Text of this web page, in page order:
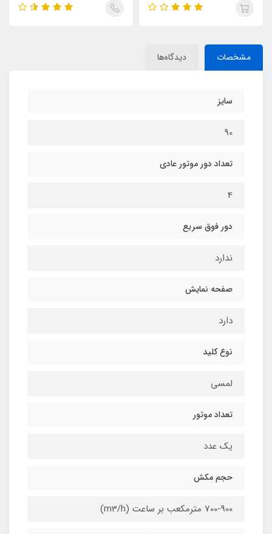
مشخصات دیدگاه‌ها
سایز
90
تعداد دور موتور عادی
4
دور فوق سریع
ندارد
صفحه نمایش
دارد
نوع کلید
لمسی
تعداد موتور
یک عدد
حجم مکش
700-900 مترمکعب بر ساعت (m3/h)